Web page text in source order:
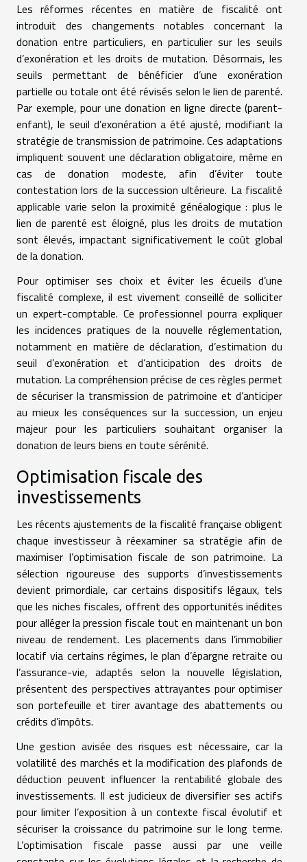
Les réformes récentes en matière de fiscalité ont
introduit des changements notables concernant la
donation entre particuliers, en particulier sur les seuils
d’exonération et les droits de mutation. Désormais, les
seuils permettant de bénéficier d’une exonération
partielle ou totale ont été révisés selon le lien de parenté.
Par exemple, pour une donation en ligne directe (parent-
enfant), le seuil d’exonération a été ajusté, modifiant la
stratégie de transmission de patrimoine. Ces adaptations
impliquent souvent une déclaration obligatoire, même en
cas de donation modeste, afin d’éviter toute
contestation lors de la succession ultérieure. La fiscalité
applicable varie selon la proximité généalogique : plus le
lien de parenté est éloigné, plus les droits de mutation
sont élevés, impactant significativement le coût global
de la donation.
Pour optimiser ses choix et éviter les écueils d’une
fiscalité complexe, il est vivement conseillé de solliciter
un expert-comptable. Ce professionnel pourra expliquer
les incidences pratiques de la nouvelle réglementation,
notamment en matière de déclaration, d’estimation du
seuil d’exonération et d’anticipation des droits de
mutation. La compréhension précise de ces règles permet
de sécuriser la transmission de patrimoine et d’anticiper
au mieux les conséquences sur la succession, un enjeu
majeur pour les particuliers souhaitant organiser la
donation de leurs biens en toute sérénité.
Optimisation fiscale des
investissements
Les récents ajustements de la fiscalité française obligent
chaque investisseur à réexaminer sa stratégie afin de
maximiser l’optimisation fiscale de son patrimoine. La
sélection rigoureuse des supports d’investissements
devient primordiale, car certains dispositifs légaux, tels
que les niches fiscales, offrent des opportunités inédites
pour alléger la pression fiscale tout en maintenant un bon
niveau de rendement. Les placements dans l’immobilier
locatif via certains régimes, le plan d’épargne retraite ou
l’assurance-vie, adaptés selon la nouvelle législation,
présentent des perspectives attrayantes pour optimiser
son portefeuille et tirer avantage des abattements ou
crédits d’impôts.
Une gestion avisée des risques est nécessaire, car la
volatilité des marchés et la modification des plafonds de
déduction peuvent influencer la rentabilité globale des
investissements. Il est judicieux de diversifier ses actifs
pour limiter l’exposition à un contexte fiscal évolutif et
sécuriser la croissance du patrimoine sur le long terme.
L’optimisation fiscale passe aussi par une veille